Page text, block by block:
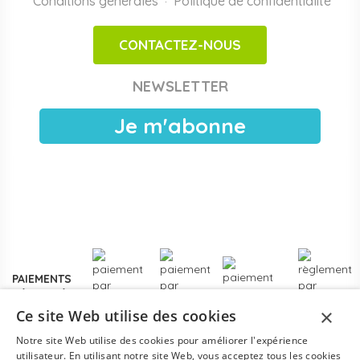
Achats publics et facturation Chorus Pro
publiques, EAJE municipales et services pétite enfance
électronique, livraison France entière. Voir les
devis pour collectivités.
ou un renouvellement de matériel.
CONTACTEZ-NOUS
NEWSLETTER
Je m'abonne
PAIEMENTS
×
Ce site Web utilise des cookies
Notre site Web utilise des cookies pour améliorer l'expérience
utilisateur. En utilisant notre site Web, vous acceptez tous les cookies